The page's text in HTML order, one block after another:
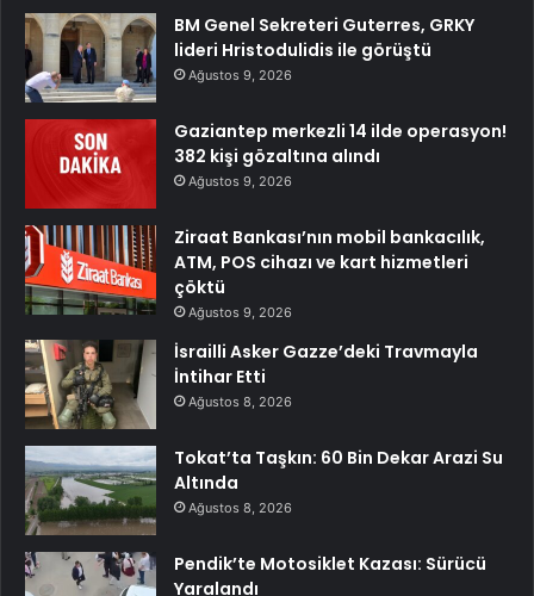
BM Genel Sekreteri Guterres, GRKY
lideri Hristodulidis ile görüştü
Ağustos 9, 2026
Gaziantep merkezli 14 ilde operasyon!
382 kişi gözaltına alındı
Ağustos 9, 2026
Ziraat Bankası’nın mobil bankacılık,
ATM, POS cihazı ve kart hizmetleri
çöktü
Ağustos 9, 2026
İsrailli Asker Gazze’deki Travmayla
İntihar Etti
Ağustos 8, 2026
Tokat’ta Taşkın: 60 Bin Dekar Arazi Su
Altında
Ağustos 8, 2026
Pendik’te Motosiklet Kazası: Sürücü
Yaralandı